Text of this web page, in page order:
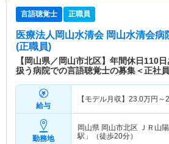
言語聴覚士 正職員
医療法人岡山水清会 岡山水清会病
(正職員)
【岡山県／岡山市北区】年間休日110
扱う病院での言語聴覚士の募集＜正社
給与
【モデル月収】 23.0万円～
勤務地
岡山県 岡山市北区 ＪＲ山
駅」（徒歩20分）